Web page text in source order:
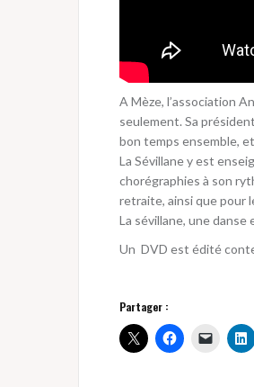
A Mèze, l’association
seulement. Sa
bon temps ensemble,
La Sévillane y est
chorégraphies à son
retraite, ainsi que pour
La sévillane, une
Un DVD est édité
Partager :